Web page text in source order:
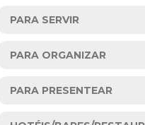
PARA SERVIR
PARA ORGANIZAR
PARA PRESENTEAR